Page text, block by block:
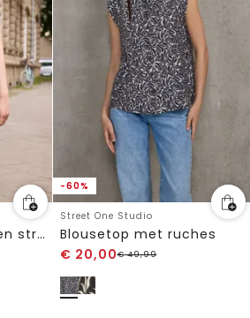
Blouse met V-hals en strepen
-60%
Street One Studio
Blousetop met ruches
€ 20,00€49,99